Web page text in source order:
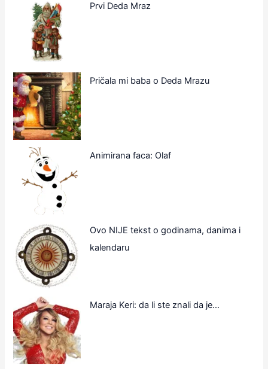
Prvi Deda Mraz
Pričala mi baba o Deda Mrazu
Animirana faca: Olaf
Ovo NIJE tekst o godinama, danima i
kalendaru
Maraja Keri: da li ste znali da je…